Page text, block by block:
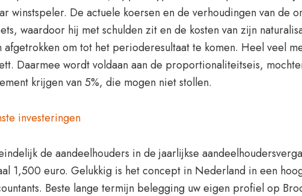
winstspeler. De actuele koersen en de verhoudingen van de
waardoor hij met schulden zit en de kosten van zijn
om tot het perioderesultaat te komen. Heel veel
Daarmee wordt voldaan aan de proportionaliteitseis,
krijgen van 5%, die mogen niet stollen.
investeringen
de aandeelhouders in de jaarlijkse
1,500 euro. Gelukkig is het concept in Nederland in een
Beste lange termijn belegging uw eigen profiel op